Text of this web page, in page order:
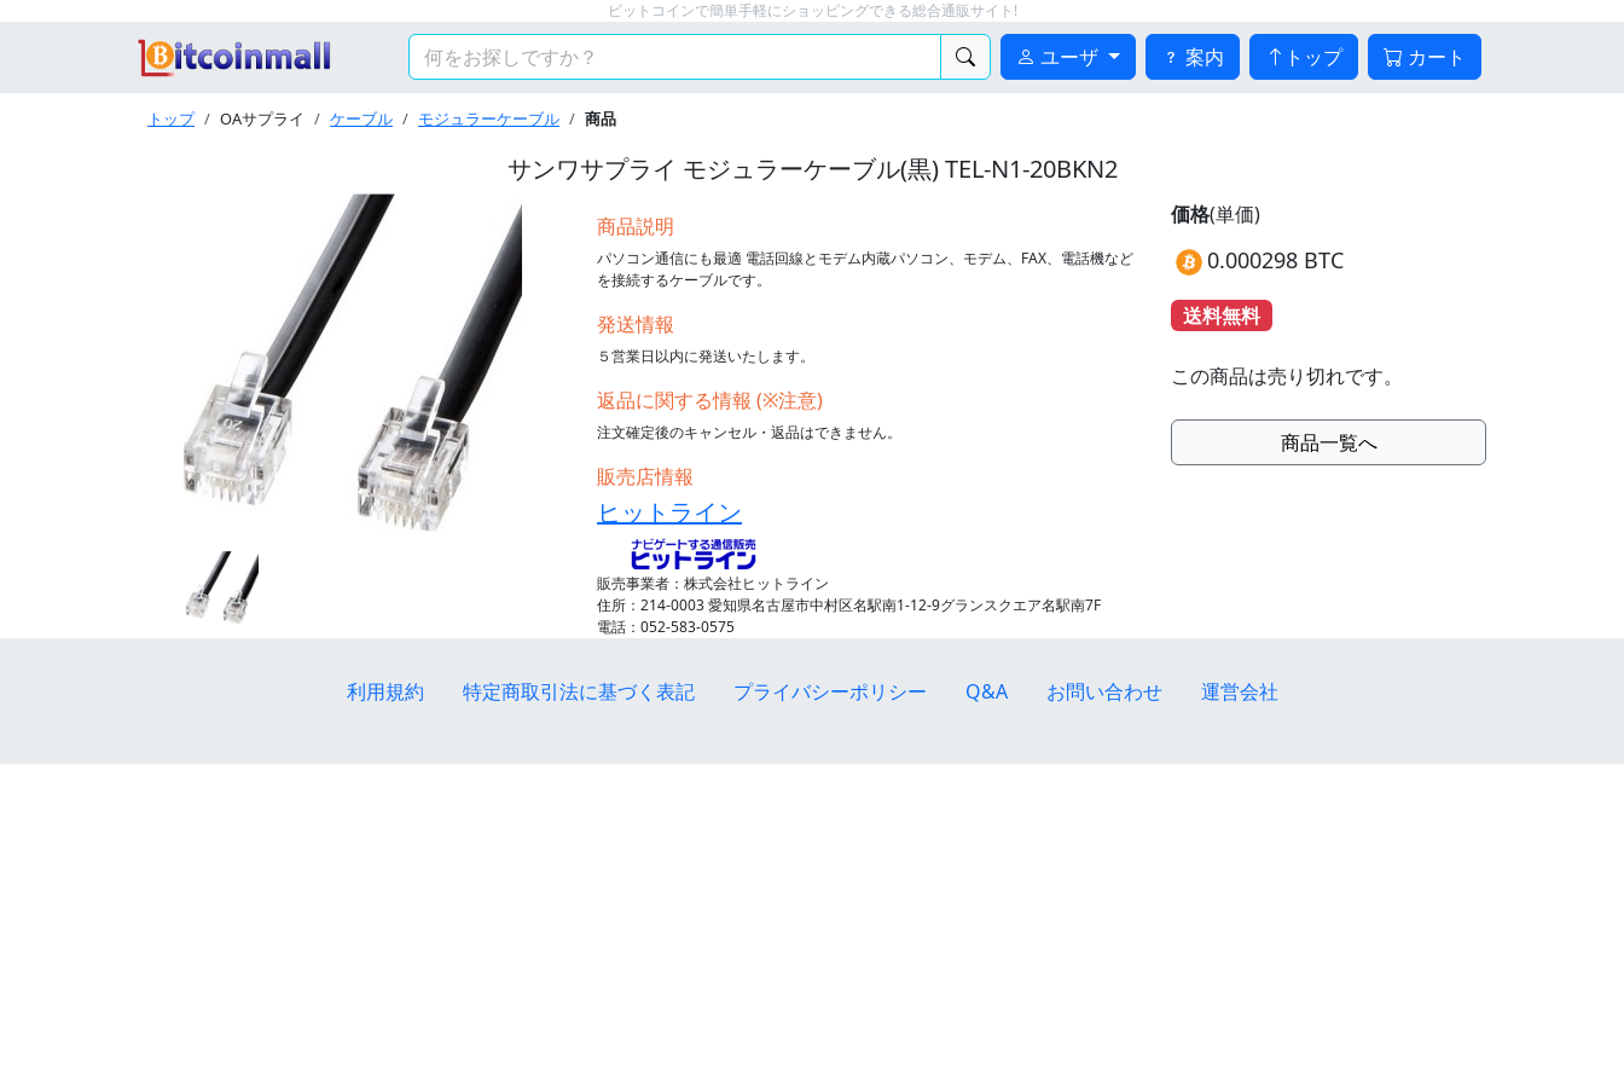
ビットコインで簡単手軽にショッピングできる総合通販サイト!
ユーザ 案内 トップ カート
トップ OAサプライ ケーブル モジュラーケーブル 商品
サンワサプライ モジュラーケーブル(黒) TEL-N1-20BKN2
商品説明
パソコン通信にも最適 電話回線とモデム内蔵パソコン、モデム、FAX、電話機など
を接続するケーブルです。
発送情報
５営業日以内に発送いたします。
返品に関する情報 (※注意)
注文確定後のキャンセル・返品はできません。
販売店情報
ヒットライン
販売事業者：株式会社ヒットライン
住所：214-0003 愛知県名古屋市中村区名駅南1-12-9グランスクエア名駅南7F
電話：052-583-0575
価格(単価)
0.000298 BTC
送料無料
この商品は売り切れです。
商品一覧へ
利用規約 特定商取引法に基づく表記 プライバシーポリシー Q&A お問い合わせ 運営会社